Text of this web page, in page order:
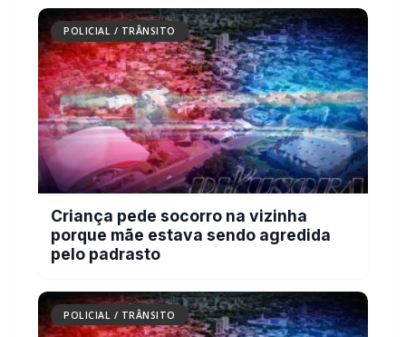
POLICIAL / TRÂNSITO
Criança pede socorro na vizinha
porque mãe estava sendo agredida
pelo padrasto
POLICIAL / TRÂNSITO